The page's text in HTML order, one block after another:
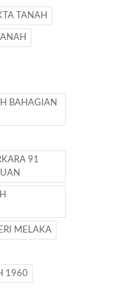
TANAH
BAHAGIAN
91
MELAKA
1960